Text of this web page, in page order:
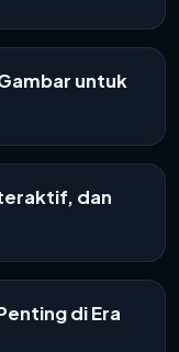
untuk
dan
di Era